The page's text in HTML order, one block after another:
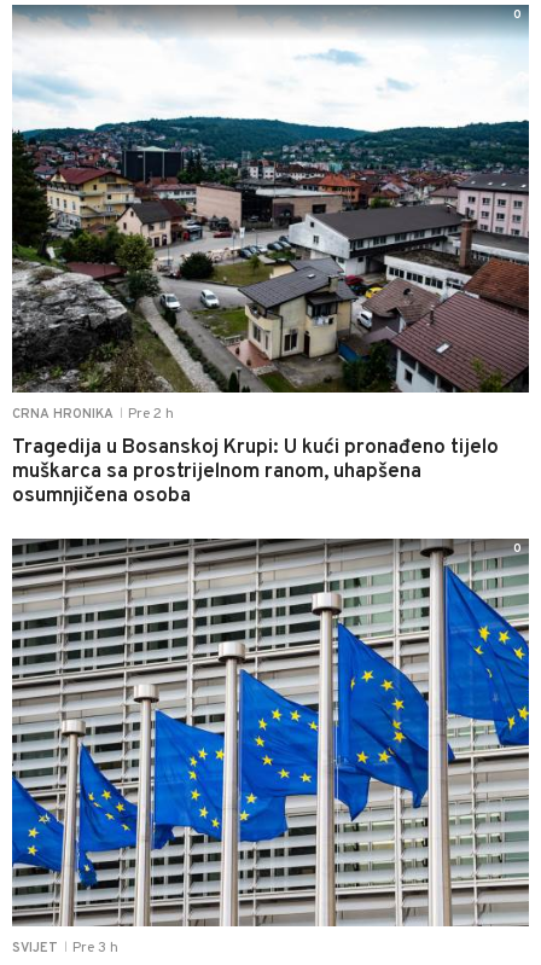
CRNA HRONIKA Pre 2 h
Tragedija u Bosanskoj Krupi: U kući pronađeno tijelo
muškarca sa prostrijelnom ranom, uhapšena
osumnjičena osoba
0
SVIJET Pre 3 h
0